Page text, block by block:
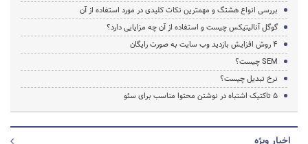
بررسی انواع هشتگ و مهمترین نکات کلیدی در مورد استفاده از آن
گوگل آنالیتیکس چیست و استفاده از آن چه مزایایی دارد؟
4 روش افزایش بازدید وب سایت به صورت رایگان
SEM چیست؟
نرخ تبدیل چیست؟
5 تاکتیک اشتباه در نوشتن محتوا مناسب برای سئو
اخبار ویژه